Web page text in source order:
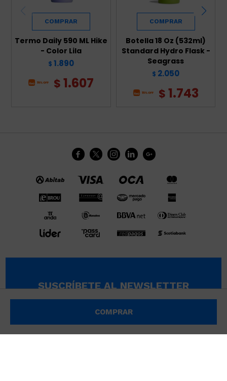
COMPRAR
Termo Daily 590 ML Hike
- Color Lila
$ 1.890
$1.607
Botella 18 Oz (532ml)
Standard Hydro Flask -
Seagrass
$ 2.050
$1.743
    
SUSCRÍBETE AL NEWSLETTER